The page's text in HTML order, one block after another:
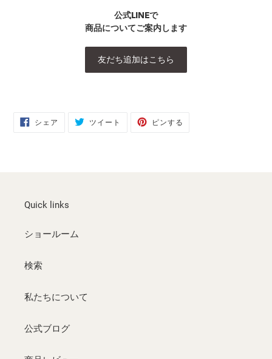
公式LINEで
商品についてご案内します
友だち追加はこちら
シェア FACEBOOKツイート
TWITTERピンする
Quick links
ショールーム
検索
私たちについて
公式ブログ